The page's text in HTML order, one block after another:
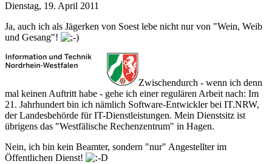
Dienstag, 19. April 2011
Ja, auch ich als Jägerken von Soest lebe nicht nur von "Wein, Weib
und Gesang"!
Zwischendurch - wenn ich denn
mal keinen Auftritt habe - gehe ich einer regulären Arbeit nach: Im
21. Jahrhundert bin ich nämlich Software-Entwickler bei IT.NRW,
der Landesbehörde für IT-Dienstleistungen. Mein Dienstsitz ist
übrigens das "Westfälische Rechenzentrum" in Hagen.
Nein, ich bin kein Beamter, sondern "nur" Angestellter im
Öffentlichen Dienst!